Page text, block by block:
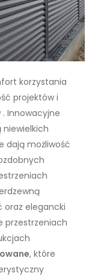
korzystania
projektów i
Innowacyjne
dają możliwość
oraz elegancki
przestrzeniach
, które